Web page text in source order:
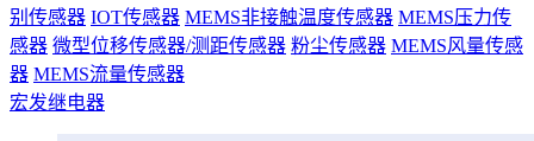
别传感器 IOT传感器 MEMS非接触温度传感器 MEMS压力传
感器 微型位移传感器/测距传感器 粉尘传感器 MEMS风量传感
器 MEMS流量传感器
宏发继电器